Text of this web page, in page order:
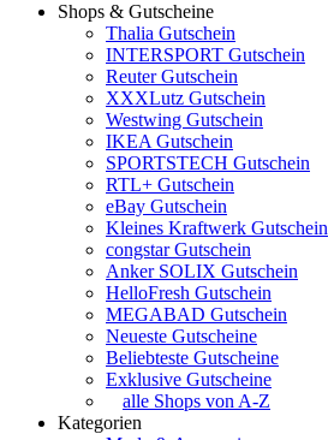
Shops & Gutscheine
Thalia Gutschein
INTERSPORT Gutschein
Reuter Gutschein
XXXLutz Gutschein
Westwing Gutschein
IKEA Gutschein
SPORTSTECH Gutschein
RTL+ Gutschein
eBay Gutschein
Kleines Kraftwerk Gutschein
congstar Gutschein
Anker SOLIX Gutschein
HelloFresh Gutschein
MEGABAD Gutschein
Neueste Gutscheine
Beliebteste Gutscheine
Exklusive Gutscheine
alle Shops von A-Z
Kategorien